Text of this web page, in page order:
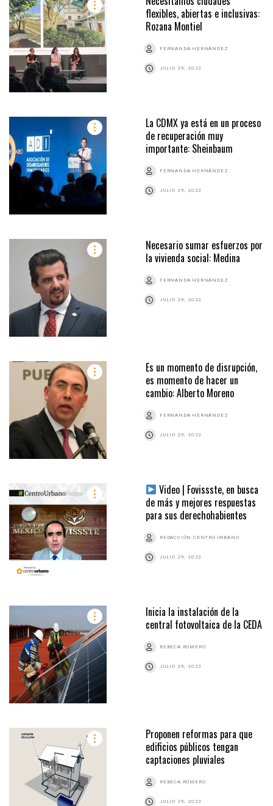
flexibles, abiertas e inclusivas:
Rozana Montiel
FERNANDA HERNÁNDEZ
JULIO 29, 2022
La CDMX ya está en un proceso
de recuperación muy
importante: Sheinbaum
FERNANDA HERNÁNDEZ
JULIO 29, 2022
Necesario sumar esfuerzos por
la vivienda social: Medina
FERNANDA HERNÁNDEZ
JULIO 29, 2022
Es un momento de disrupción,
es momento de hacer un
cambio: Alberto Moreno
FERNANDA HERNÁNDEZ
JULIO 29, 2022
Video | Fovissste, en busca
de más y mejores respuestas
para sus derechohabientes
REDACCIÓN CENTRO URBANO
JULIO 29, 2022
Inicia la instalación de la
central fotovoltaica de la CEDA
REBECA ROMERO
JULIO 29, 2022
Proponen reformas para que
edificios públicos tengan
captaciones pluviales
REBECA ROMERO
JULIO 29, 2022